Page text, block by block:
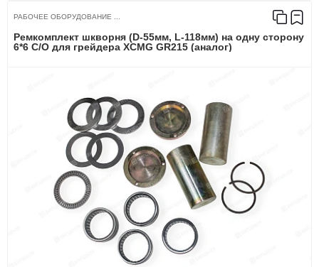
РАБОЧЕЕ ОБОРУДОВАНИЕ ...
Ремкомплект шкворня (D-55мм, L-118мм) на одну сторону
6*6 С/О для грейдера XCMG GR215 (аналог)